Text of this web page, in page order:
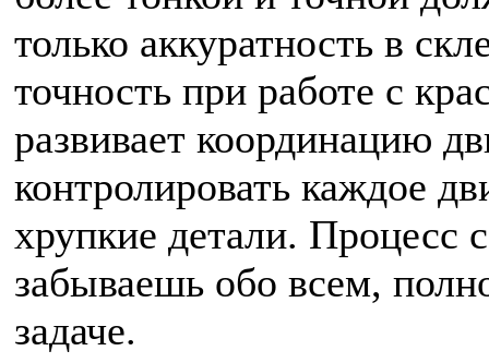
только аккуратность в
точность при работе с
развивает координацию
контролировать каждое
хрупкие детали. Процесс
забываешь обо всем,
задаче.